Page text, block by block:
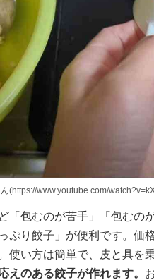
(https://www.youtube.com/
「包むのが苦手」「包むの
ぷり餃子」が便利です。価
使い方は簡単で、皮と具を
えのある餃子が作れます。